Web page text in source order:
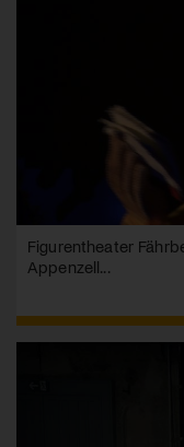
Figurentheater
Appenzell...